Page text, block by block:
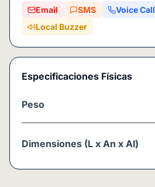
Email SMS Voice Call
Local Buzzer
Especificaciones Físicas
Peso
Dimensiones (L x An x Al)